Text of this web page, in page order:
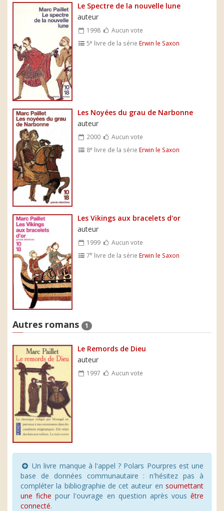
Le Spectre de la nouvelle lune
auteur
1998
Aucun vote
5e livre de la série Erwin le Saxon
Les Noyées du grau de Narbonne
auteur
2000
Aucun vote
8e livre de la série Erwin le Saxon
Les Vikings aux bracelets d'or
auteur
1999
Aucun vote
7e livre de la série Erwin le Saxon
Autres romans 1
Le Remords de Dieu
auteur
1997 Aucun vote
Un livre manque à l'appel ? Polars Pourpres est une
base de données communautaire : n'hésitez pas à
compléter la bibliographie de cet auteur en soumettant
une fiche pour l'ouvrage en question après vous être
connecté.